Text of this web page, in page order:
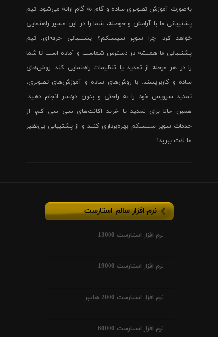
به‌صورت آموزش تصویری ساده و گام به گام ارائه می‌شود. تیم
پشتیبانی ما با آرامش و حوصله، شما را در این مسیر راهنمایی
خواهد کرد. چرا سوپر سیسیکم؟ پشتیبانی حرفه‌ای: تیم
پشتیبانی ما همیشه در دسترس شماست و آماده است تا شما
را در هر مرحله از تمدید یا تنظیمات راهنمایی کند. روش‌های
ساده و کاربرپسند: با روش‌های ساده و آموزش‌های تصویری،
تمدید سرویس خود را به راحتی و بدون دردسر انجام دهید.
همین حالا برای تمدید یا خرید اکانت‌های سی سی کم، از
خدمات سوپر سیسیکم بهره‌برداری کنید و از پشتیبانی بی‌نظیر
ما لذت ببرید!
نرم افزار سالم استارست
نرم افزار استارست 13000
نرم افزار استارست 19000
نرم افزار استارست 2000 هایپر
نرم افزار استارست 60000